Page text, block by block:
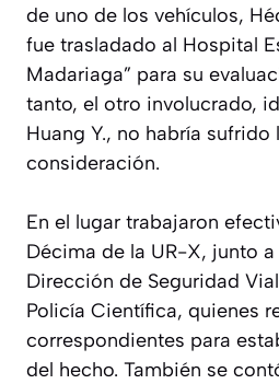
de uno de los vehículos,
fue trasladado al Hospital
Madariaga” para su
tanto, el otro involucrado,
Huang Y., no habría sufrido
consideración.
En el lugar trabajaron
Décima de la UR-X, junto
Dirección de Seguridad
Policía Científica, quienes
correspondientes para
del hecho. También se